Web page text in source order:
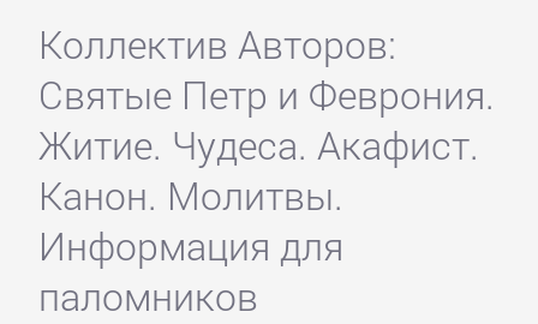
Коллектив Авторов:
Святые Петр и Феврония.
Житие. Чудеса. Акафист.
Канон. Молитвы.
Информация для
паломников